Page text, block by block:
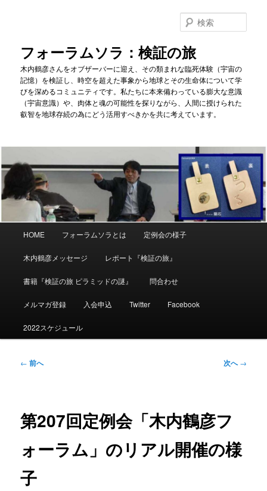
フォーラムソラ：検証の旅
木内鶴彦さんをオブザーバーに迎え、その類まれな臨死体験（宇宙の
記憶）を検証し、時空を超えた事象から地球とその生命体について学
びを深めるコミュニティです。私たちに本来備わっている膨大な意識
（宇宙意識）や、肉体と魂の可能性を探りながら、人間に授けられた
叡智を地球存続の為にどう活用すべきかを共に考えています。
索
HOME フォーラムソラとは 定例会の様子
木内鶴彦メッセージ レポート『検証の旅』
書籍『検証の旅 ピラミッドの謎』 問合わせ
メルマガ登録 入会申込 Twitter Facebook
2022スケジュール
投
ゲ
ー
ョ
ン
← 前へ 次へ→
第207回定例会「木内鶴彦フ
ォーラム」のリアル開催の様
子